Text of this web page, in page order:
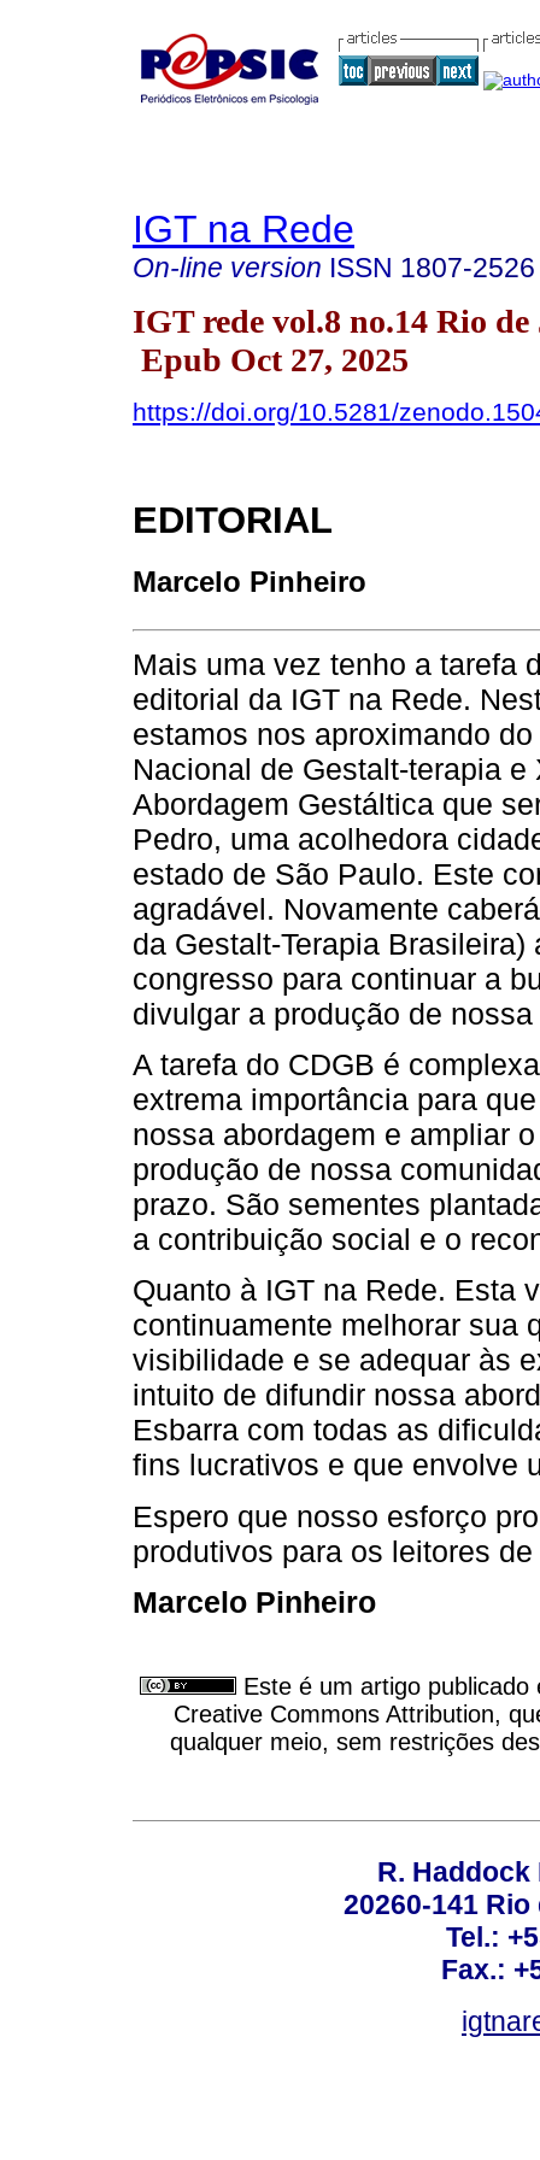
IGT na Rede
On-line version ISSN 1807-2526
IGT rede vol.8 no.14 Rio
Epub Oct 27, 2025
https://doi.org/10.5281/
EDITORIAL
Marcelo Pinheiro
Mais uma vez tenho a tarefa
editorial da IGT na Rede.
estamos nos aproximando
Nacional de Gestalt-terapia
Abordagem Gestáltica que
Pedro, uma acolhedora
estado de São Paulo. Este
agradável. Novamente
da Gestalt-Terapia
congresso para continuar a
divulgar a produção de
A tarefa do CDGB é
extrema importância para
nossa abordagem e ampliar
produção de nossa
prazo. São sementes
a contribuição social e o
Quanto à IGT na Rede. Esta
continuamente melhorar sua
visibilidade e se adequar às
intuito de difundir nossa
Esbarra com todas as
fins lucrativos e que envolve
Espero que nosso esforço
produtivos para os leitores
Marcelo Pinheiro
Este é um artigo publicado
Creative Commons Attribution,
qualquer meio, sem restrições
R. Haddock
20260-141
Tel.:
Fax.: